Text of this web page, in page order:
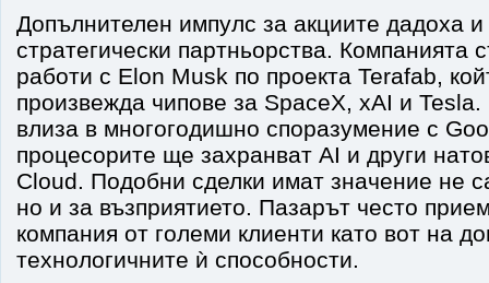
Допълнителен импулс за акциите дадоха и
стратегически партньорства.
работи с Elon Musk по проекта Terafab,
произвежда чипове за SpaceX, xAI и
влиза в многогодишно споразумение с
процесорите ще захранват AI и други
Cloud. Подобни сделки имат значение не
но и за възприятието. Пазарът често
компания от големи клиенти като вот на
технологичните ѝ способности.